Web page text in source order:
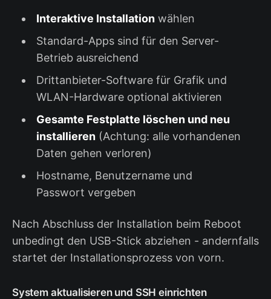
Interaktive Installationwählen
Standard-Apps sind für den Server-
Betrieb ausreichend
Drittanbieter-Software für Grafik und
WLAN-Hardware optional aktivieren
Gesamte Festplatte löschen und neu
installieren(Achtung: alle vorhandenen
Daten gehen verloren)
Hostname, Benutzername und
Passwort vergeben
Nach Abschluss der Installation beim Reboot
unbedingt den USB-Stick abziehen - andernfalls
startet der Installationsprozess von vorn.
System aktualisieren und SSH einrichten